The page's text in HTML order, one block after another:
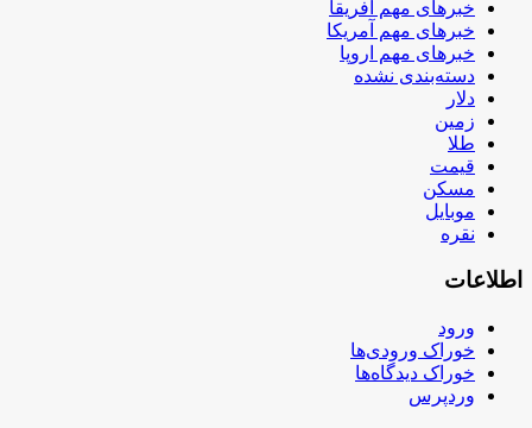
خبرهای مهم آفریقا
خبرهای مهم آمریکا
خبرهای مهم اروپا
دسته‌بندی نشده
دلار
زمین
طلا
قیمت
مسکن
موبایل
نقره
اطلاعات
ورود
خوراک ورودی‌ها
خوراک دیدگاه‌ها
وردپرس